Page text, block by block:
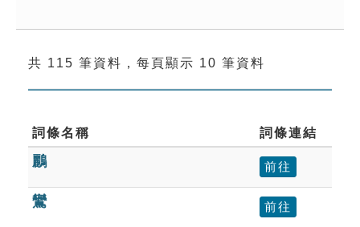
成語故事
索引選單
單字索引
生命大百科索引
遊戲專區
共 115 筆資料，每頁顯示 10 筆資料
詞條名稱 詞條連結
鸝 前往
鸞 前往